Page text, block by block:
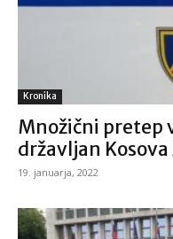
Kronika
Množični pretep
državljan Kosova
19. januarja, 2022